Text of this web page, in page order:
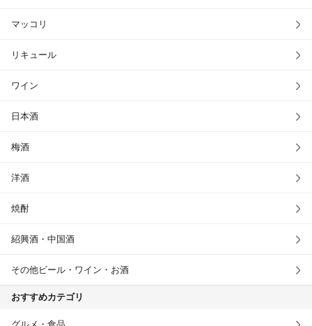
マッコリ
リキュール
ワイン
日本酒
梅酒
洋酒
焼酎
紹興酒・中国酒
その他ビール・ワイン・お酒
おすすめカテゴリ